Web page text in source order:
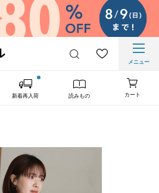
メニュー
新着再入荷 読みもの カート